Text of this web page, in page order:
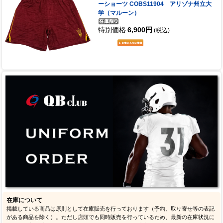
ーショーツ COBS11904 アリゾナ州立大
学（マルーン）
特別価格 6,900円 (税込)
在庫について
掲載している商品は原則として在庫販売を行っております（予約、取り寄せ等の表記
がある商品を除く）。ただし店頭でも同時販売を行っているため、最新の在庫状況に